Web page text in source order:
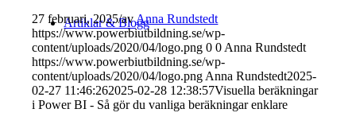
Artiklar & Blogg
27 februari, 2025/avAnna Rundstedt
https://www.powerbiutbildning.se/wp-
content/uploads/2020/04/logo.png 0 0 Anna Rundstedt
https://www.powerbiutbildning.se/wp-
content/uploads/2020/04/logo.png Anna Rundstedt2025-
02-27 11:46:262025-02-28 12:38:57Visuella beräkningar
i Power BI - Så gör du vanliga beräkningar enklare